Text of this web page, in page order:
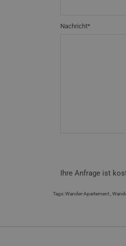
Nachricht*
Ihre Anfrage ist
Tags:Wander-Apartement